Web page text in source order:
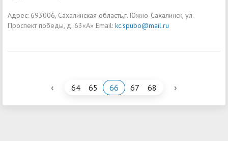
Адрес: 693006, Сахалинская область,г. Южно-Сахалинск, ул.
Проспект победы, д. 63«А» Email: kc.spubo@mail.ru
‹ 64 65 66 67 68 ›